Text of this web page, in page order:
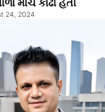
માર્ચ કાઢી હતી
24, 2024